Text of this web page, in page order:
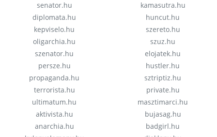
senator.hu
diplomata.hu
kepviselo.hu
oligarchia.hu
szenator.hu
persze.hu
propaganda.hu
terrorista.hu
ultimatum.hu
aktivista.hu
anarchia.hu
kamasutra.hu
huncut.hu
szereto.hu
szuz.hu
elojatek.hu
hustler.hu
sztriptiz.hu
private.hu
masztimarci.hu
bujasag.hu
badgirl.hu